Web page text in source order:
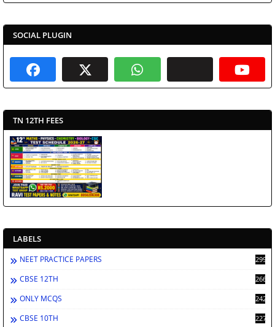
SOCIAL PLUGIN
TN 12TH FEES
LABELS
NEET PRACTICE PAPERS 2994
CBSE 12TH 2669
ONLY MCQS 2429
CBSE 10TH 2278